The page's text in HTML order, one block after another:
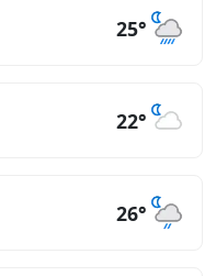
25°
22°
26°